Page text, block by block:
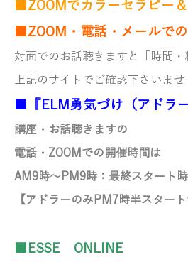
■ZOOMでカラーセラピー
■ZOOM・電話・メールで
対面でのお話聴きますと「時間
上記のサイトでご確認下さいませ
■『ELM勇気づけ（アドラ
講座・お話聴きますの
電話・ZOOMでの開催時間は
AM9時～PM9時 ：最終スタート
【アドラーのみ PM7時半スタート
■ESSE ONLINE